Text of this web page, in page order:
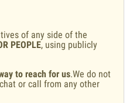
of any side of the
PEOPLE, using publicly
to reach for us.We do not
or call from any other